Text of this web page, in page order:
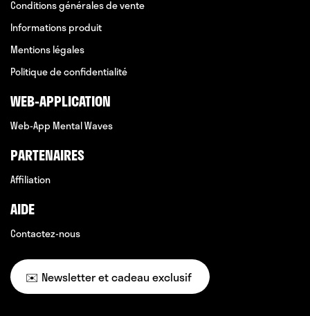
Conditions générales de vente
Informations produit
Mentions légales
Politique de confidentialité
WEB-APPLICATION
Web-App Mental Waves
PARTENAIRES
Affiliation
AIDE
Contactez-nous
✉️ Newsletter et cadeau exclusif